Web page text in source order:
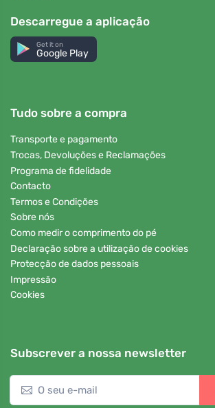
Descarregue a aplicação
Get it on
Google Play
Tudo sobre a compra
Transporte e pagamento
Trocas, Devoluções e Reclamações
Programa de fidelidade
Contacto
Termos e Condições
Sobre nós
Como medir o comprimento do pé
Declaração sobre a utilização de cookies
Protecção de dados pessoais
Impressão
Cookies
Subscrever a nossa newsletter